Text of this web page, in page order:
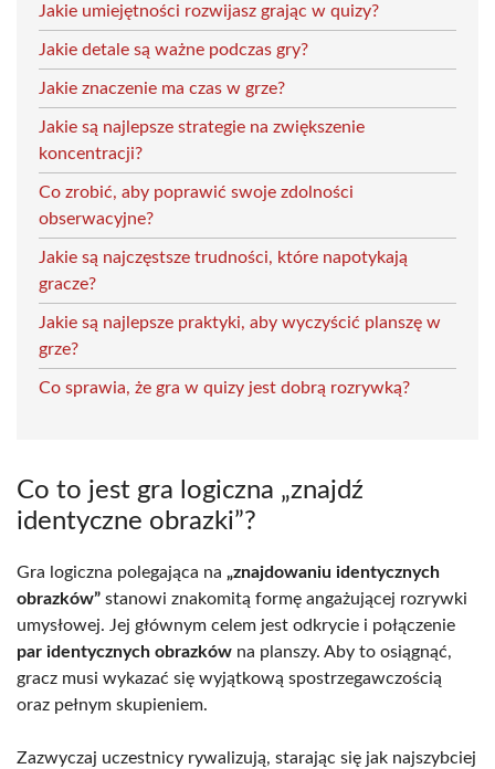
Jakie umiejętności rozwijasz grając w quizy?
Jakie detale są ważne podczas gry?
Jakie znaczenie ma czas w grze?
Jakie są najlepsze strategie na zwiększenie
koncentracji?
Co zrobić, aby poprawić swoje zdolności
obserwacyjne?
Jakie są najczęstsze trudności, które napotykają
gracze?
Jakie są najlepsze praktyki, aby wyczyścić planszę w
grze?
Co sprawia, że gra w quizy jest dobrą rozrywką?
Co to jest gra logiczna „znajdź
identyczne obrazki”?
Gra logiczna polegająca na „znajdowaniu identycznych
obrazków” stanowi znakomitą formę angażującej rozrywki
umysłowej. Jej głównym celem jest odkrycie i połączenie
par identycznych obrazków na planszy. Aby to osiągnąć,
gracz musi wykazać się wyjątkową spostrzegawczością
oraz pełnym skupieniem.
Zazwyczaj uczestnicy rywalizują, starając się jak najszybciej